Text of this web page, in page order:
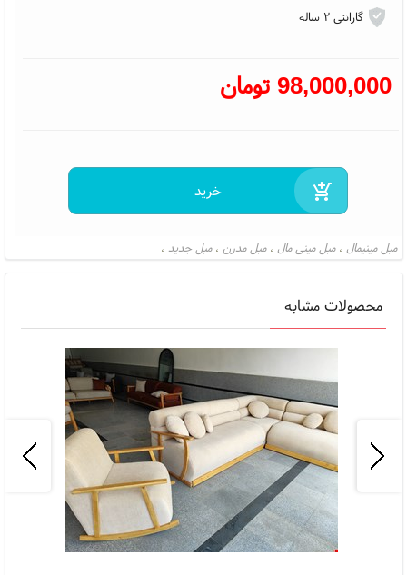
گارانتی ۲ ساله
98,000,000 تومان
مبل مینیمال ، مبل مینی مال ، مبل مدرن ، مبل جدید ،
محصولات مشابه